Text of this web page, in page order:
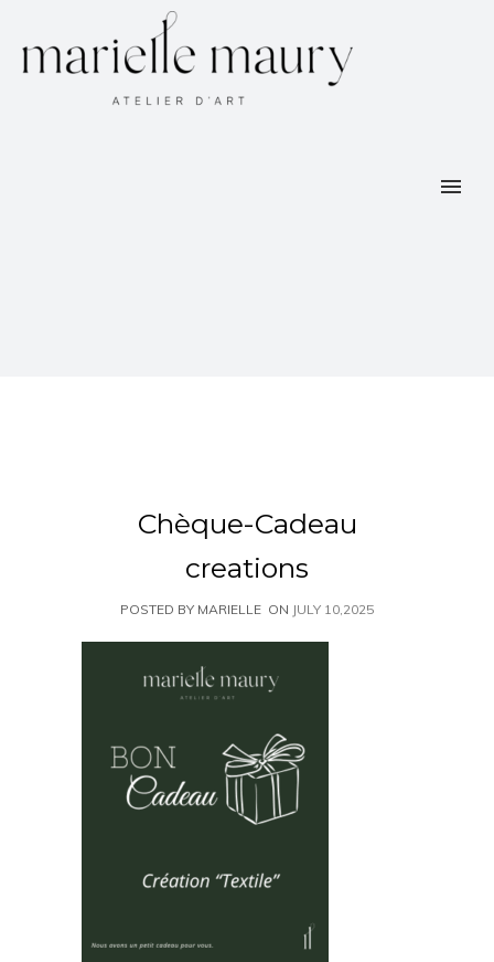
Chèque-Cadeau
creations
POSTED BY MARIELLE ON JULY 10,2025